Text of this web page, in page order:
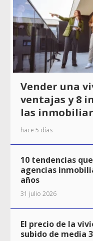
Vender una
ventajas y 8
las
hace 5 días
10 tendencias
agencias
años
31 julio 2026
El precio de la
subido de media